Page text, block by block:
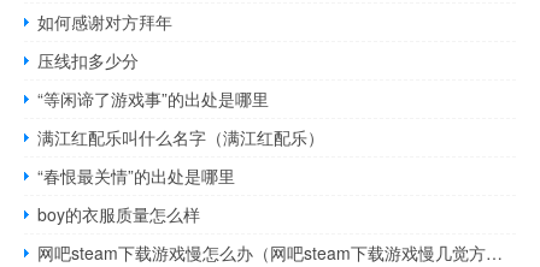
如何感谢对方拜年
压线扣多少分
“等闲谛了游戏事”的出处是哪里
满江红配乐叫什么名字（满江红配乐）
“春恨最关情”的出处是哪里
boy的衣服质量怎么样
网吧steam下载游戏慢怎么办（网吧steam下载游戏慢几觉方法）